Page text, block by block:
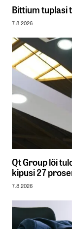
Bittium tuplasi
7.8.2026
Qt Group löi
kipusi 27
7.8.2026